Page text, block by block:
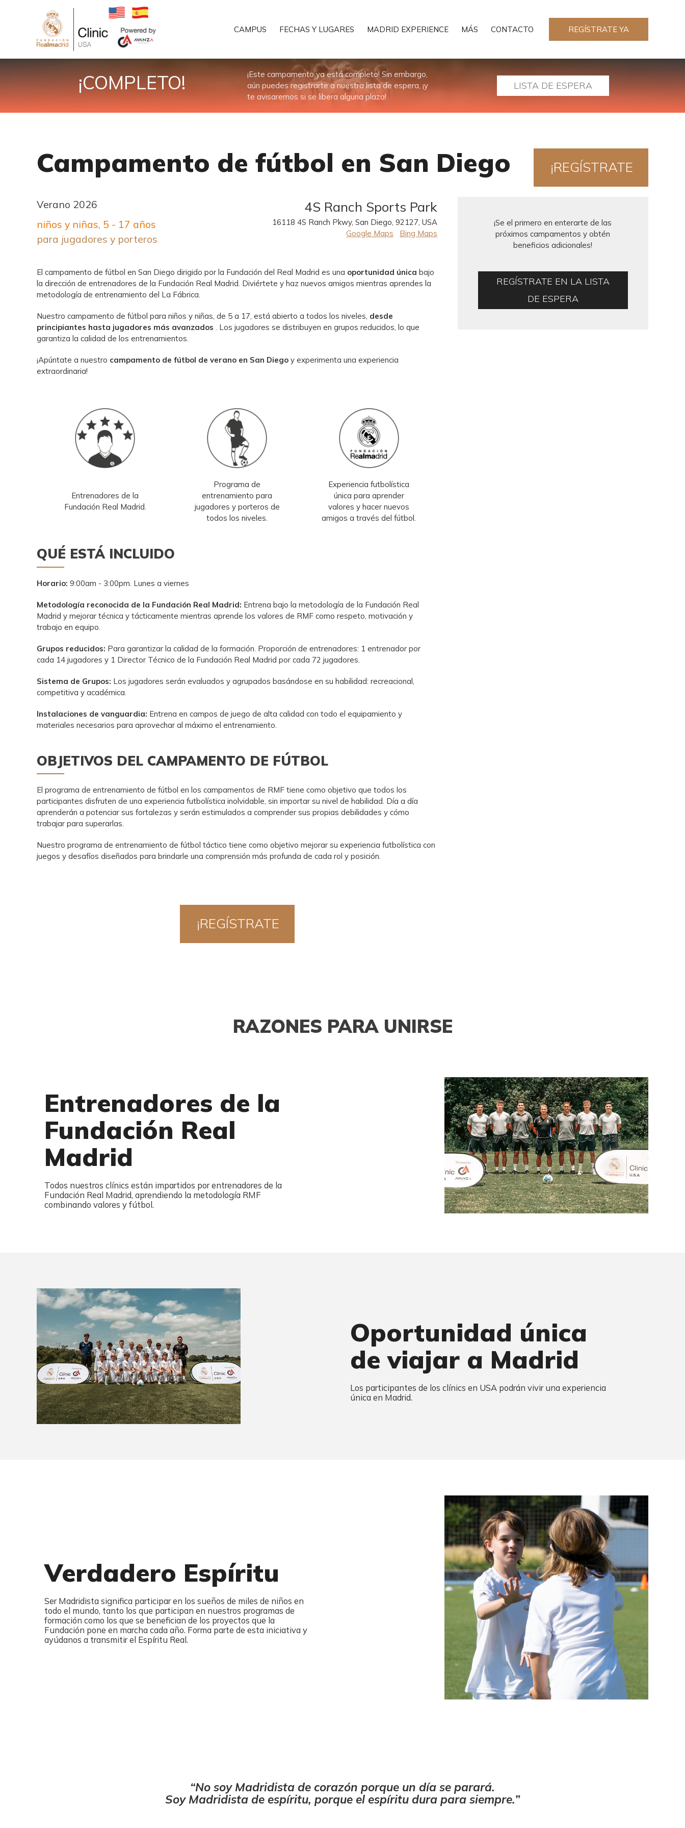
CAMPUS FECHAS Y LUGARES MADRID EXPERIENCE MÁS CONTACTO REGÍSTRATE YA
¡COMPLETO!
¡Este campamento ya está completo! Sin embargo,
aún puedes registrarte a nuestra lista de espera, ¡y
te avisaremos si se libera alguna plaza!
LISTA DE ESPERA
¡REGÍSTRATE
Campamento de fútbol en San Diego
Verano 2026
niños y niñas, 5 - 17 años
para jugadores y porteros
4S Ranch Sports Park
16118 4S Ranch Pkwy, San Diego, 92127, USA
Google Maps
Bing Maps
El campamento de fútbol en San Diego dirigido por la Fundación del Real Madrid es una oportunidad única bajo
la dirección de entrenadores de la Fundación Real Madrid. Diviértete y haz nuevos amigos mientras aprendes la
metodología de entrenamiento del La Fábrica.
Nuestro campamento de fútbol para niños y niñas, de 5 a 17, está abierto a todos los niveles, desde
principiantes hasta jugadores más avanzados . Los jugadores se distribuyen en grupos reducidos, lo que
garantiza la calidad de los entrenamientos.
¡Apúntate a nuestro campamento de fútbol de verano en San Diego y experimenta una experiencia
extraordinaria!
Entrenadores de la
Fundación Real Madrid.
Programa de
entrenamiento para
jugadores y porteros de
todos los niveles.
Experiencia futbolística
única para aprender
valores y hacer nuevos
amigos a través del fútbol.
QUÉ ESTÁ INCLUIDO
Horario: 9:00am - 3:00pm. Lunes a viernes
Metodología reconocida de la Fundación Real Madrid: Entrena bajo la metodología de la Fundación Real
Madrid y mejorar técnica y tácticamente mientras aprende los valores de RMF como respeto, motivación y
trabajo en equipo.
Grupos reducidos: Para garantizar la calidad de la formación. Proporción de entrenadores: 1 entrenador por
cada 14 jugadores y 1 Director Técnico de la Fundación Real Madrid por cada 72 jugadores.
Sistema de Grupos: Los jugadores serán evaluados y agrupados basándose en su habilidad: recreacional,
competitiva y académica.
Instalaciones de vanguardia: Entrena en campos de juego de alta calidad con todo el equipamiento y
materiales necesarios para aprovechar al máximo el entrenamiento.
OBJETIVOS DEL CAMPAMENTO DE FÚTBOL
El programa de entrenamiento de fútbol en los campamentos de RMF tiene como objetivo que todos los
participantes disfruten de una experiencia futbolística inolvidable, sin importar su nivel de habilidad. Día a día
aprenderán a potenciar sus fortalezas y serán estimulados a comprender sus propias debilidades y cómo
trabajar para superarlas.
Nuestro programa de entrenamiento de fútbol táctico tiene como objetivo mejorar su experiencia futbolística con
juegos y desafíos diseñados para brindarle una comprensión más profunda de cada rol y posición.
¡REGÍSTRATE
¡Se el primero en enterarte de las
próximos campamentos y obtén
beneficios adicionales!
REGÍSTRATE EN LA LISTA
DE ESPERA
RAZONES PARA UNIRSE
Entrenadores de la
Fundación Real
Madrid
Todos nuestros clínics están impartidos por entrenadores de la
Fundación Real Madrid, aprendiendo la metodología RMF
combinando valores y fútbol.
Oportunidad única
de viajar a Madrid
Los participantes de los clínics en USA podrán vivir una experiencia
única en Madrid.
Verdadero Espíritu
Ser Madridista significa participar en los sueños de miles de niños en
todo el mundo, tanto los que participan en nuestros programas de
formación como los que se benefician de los proyectos que la
Fundación pone en marcha cada año. Forma parte de esta iniciativa y
ayúdanos a transmitir el Espíritu Real.
No soy Madridista de corazón porque un día se parará.
Soy Madridista de espíritu, porque el espíritu dura para siempre.